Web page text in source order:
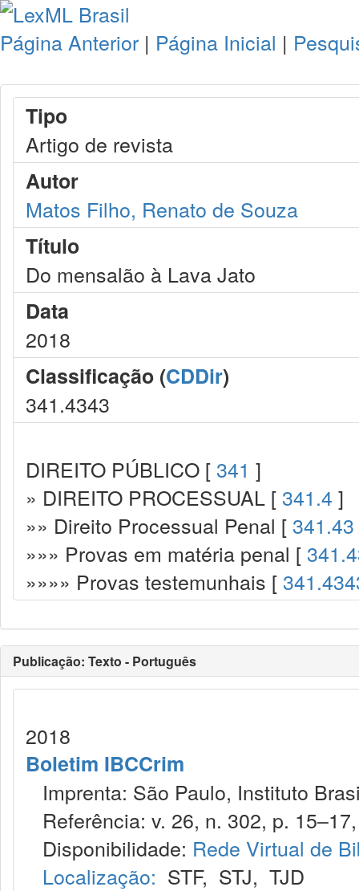
Página Anterior | Página Inicial |
Tipo
Artigo de revista
Autor
Matos Filho, Renato de Souza
Título
Do mensalão à Lava Jato
Data
2018
Classificação (CDDir)
341.4343
DIREITO PÚBLICO [ 341 ]
» DIREITO PROCESSUAL [ 341.4 ]
»» Direito Processual Penal [ 341.43
»»» Provas em matéria penal [
»»»» Provas testemunhais [
Publicação: Texto - Português
2018
Boletim IBCCrim
Imprenta: São Paulo, Instituto
Referência: v. 26, n. 302, p.
Disponibilidade: Rede Virtual de
Localização: STF, STJ, TJD